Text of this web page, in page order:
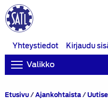
Yhteystiedot
Kirjaudu
Valikko
Etusivu/Ajankohtaista/